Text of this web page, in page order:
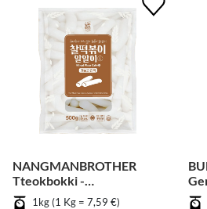
NANGMANBROTHER
Tteokbokki -
Weizenkuchen
1kg (1 Kg = 7,59 €)